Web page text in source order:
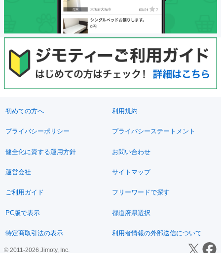
初めての方へ 利用規約
プライバシーポリシー プライバシーステートメント
健全化に資する運用方針 お問い合わせ
運営会社 サイトマップ
ご利用ガイド フリーワードで探す
PC版で表示 都道府県選択
特定商取引法の表示 利用者情報の外部送信について
© 2011-2026 Jimoty, Inc.